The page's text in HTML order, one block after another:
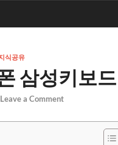
식공유
삼성키보
Leave a Comment